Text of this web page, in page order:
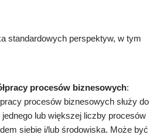
standardowych perspektyw, w tym
procesów biznesowych:
procesów biznesowych służy do
lub większej liczby procesów
siebie i/lub środowiska. Może być